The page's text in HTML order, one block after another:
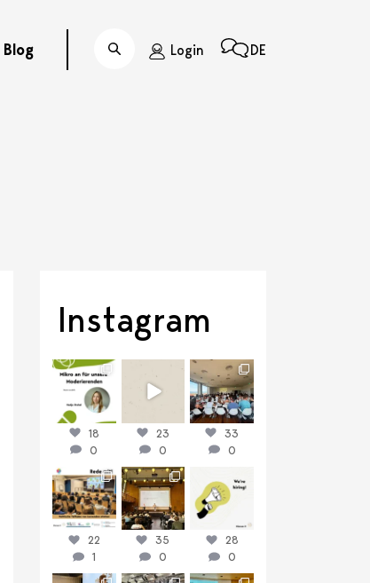
Blog Suche Login DE
Instagram
discussit_ch
Juli 21
18
0
discussit_ch
Juli 6
23
0
discussit_ch
Juli 1
33
0
discussit_ch
Juni 16
22
1
discussit_ch
Juni 9
35
0
discussit_ch
Juni 8
28
0